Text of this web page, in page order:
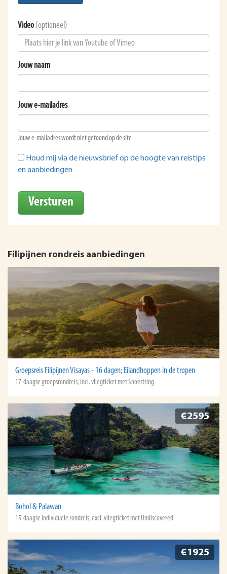
Video (optioneel)
Jouw naam
Jouw e-mailadres
Jouw e-mailadres wordt niet getoond op de site
Houd mij via de nieuwsbrief op de hoogte van reistips
en aanbiedingen
Versturen
Filipijnen rondreis aanbiedingen
Groepsreis Filipijnen Visayas - 16 dagen; Eilandhoppen in de tropen
17-daagse groepsrondreis, incl. vliegticket met Shoestring
€2595
Bohol & Palawan
15-daagse individuele rondreis, excl. vliegticket met Undiscovered
€1925